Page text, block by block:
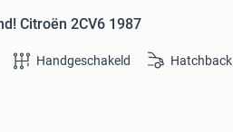
Citroën 2CV6 1987
Handgeschakeld Hatchback